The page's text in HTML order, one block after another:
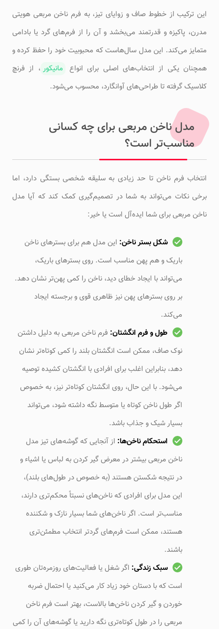
این ترکیب از خطوط صاف و زوایای تیز، به فرم ناخن مربعی هویتی
مدرن، پاکیزه و قدرتمند می‌بخشد و آن را از فرم‌های گرد یا بادامی
متمایز می‌کند. این مدل سال‌هاست که محبوبیت خود را حفظ کرده و
همچنان یکی از انتخاب‌های اصلی برای انواع
مانیکور ، از فرنچ
کلاسیک گرفته تا طراحی‌های آوانگارد، محسوب می‌شود.
مدل ناخن مربعی برای چه کسانی
مناسب‌تر است؟
انتخاب فرم ناخن تا حد زیادی به سلیقه شخصی بستگی دارد، اما
برخی نکات می‌تواند به شما در تصمیم‌گیری کمک کند که آیا مدل
ناخن مربعی برای شما ایده‌آل است یا خیر:
شکل بستر ناخن: این مدل هم برای بسترهای ناخن
باریک و هم پهن مناسب است. روی بسترهای باریک،
می‌تواند با ایجاد خطای دید، ناخن را کمی پهن‌تر نشان دهد.
بر روی بسترهای پهن نیز ظاهری قوی و برجسته ایجاد
می‌کند.
طول و فرم انگشتان: فرم ناخن مربعی به دلیل داشتن
نوک صاف، ممکن است انگشتان بلند را کمی کوتاه‌تر نشان
دهد، بنابراین اغلب برای افرادی با انگشتان کشیده توصیه
می‌شود. با این حال، روی انگشتان کوتاه‌تر نیز، به خصوص
اگر طول ناخن کوتاه یا متوسط نگه داشته شود، می‌تواند
بسیار شیک و جذاب باشد.
استحکام ناخن‌ها: از آنجایی که گوشه‌های تیز مدل
ناخن مربعی بیشتر در معرض گیر کردن به لباس یا اشیاء و
در نتیجه شکستن هستند (به خصوص در طول‌های بلند)،
این مدل برای افرادی که ناخن‌های نسبتاً محکم‌تری دارند،
مناسب‌تر است. اگر ناخن‌های شما بسیار نازک و شکننده
هستند، ممکن است فرم‌های گردتر انتخاب مطمئن‌تری
باشند.
سبک زندگی: اگر شغل یا فعالیت‌های روزمره‌تان طوری
است که با دستان خود زیاد کار می‌کنید یا احتمال ضربه
خوردن و گیر کردن ناخن‌ها بالاست، بهتر است فرم ناخن
مربعی را در طول کوتاه‌تری نگه دارید یا گوشه‌های آن را کمی